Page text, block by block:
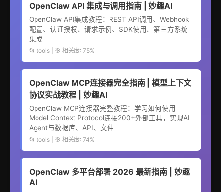
OpenClaw API 集成与调用指南 | 妙趣AI
OpenClaw API集成教程：REST API调用、Webhook
配置、认证授权、请求示例、SDK使用、第三方系统
集成
📂 tools | 🎯 相关度: 75%
OpenClaw MCP连接器完全指南 | 模型上下文
协议实战教程 | 妙趣AI
OpenClaw MCP连接器完整教程：学习如何使用
Model Context Protocol连接200+外部工具，实现AI
Agent与数据库、API、文件
📂 tools | 🎯 相关度: 74%
OpenClaw 多平台部署 2026 最新指南 | 妙趣
AI